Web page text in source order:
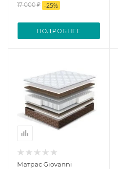
17 000 ₽ -25%
ПОДРОБНЕЕ
Матрас Giovanni